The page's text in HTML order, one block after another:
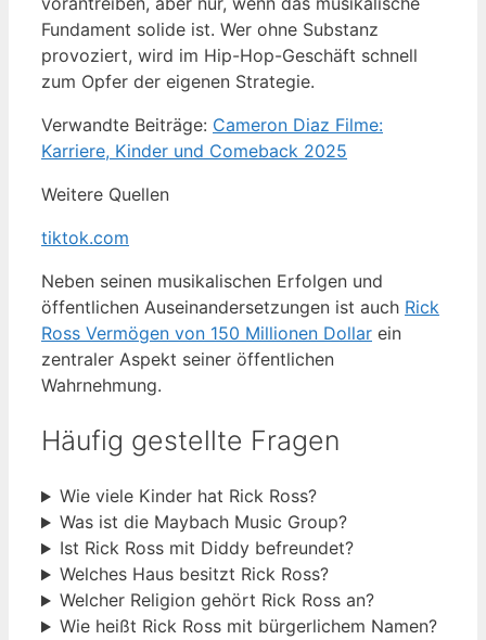
Fundament solide ist. Wer ohne Substanz
provoziert, wird im Hip-Hop-Geschäft schnell
zum Opfer der eigenen Strategie.
Verwandte Beiträge: Cameron Diaz Filme:
Karriere, Kinder und Comeback 2025
Weitere Quellen
tiktok.com
Neben seinen musikalischen Erfolgen und
öffentlichen Auseinandersetzungen ist auch Rick
Ross Vermögen von 150 Millionen Dollar ein
zentraler Aspekt seiner öffentlichen
Wahrnehmung.
Häufig gestellte Fragen
Wie viele Kinder hat Rick Ross?
Was ist die Maybach Music Group?
Ist Rick Ross mit Diddy befreundet?
Welches Haus besitzt Rick Ross?
Welcher Religion gehört Rick Ross an?
Wie heißt Rick Ross mit bürgerlichem Namen?